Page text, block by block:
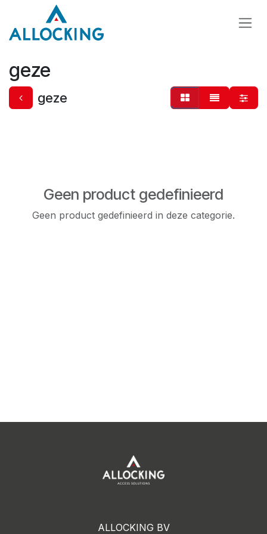
Overslaan naar inhoud
geze
geze
Geen product gedefinieerd
Geen product gedefinieerd in deze categorie.
ALLOCKING BV